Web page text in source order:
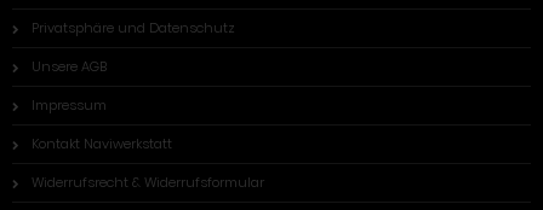
Privatsphäre und Datenschutz
Unsere AGB
Impressum
Kontakt Naviwerkstatt
Widerrufsrecht & Widerrufsformular